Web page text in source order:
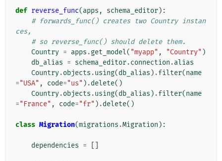
def reverse_func(apps , schema_editor):
# forwards_func() creates two Country instan
ces,
# so reverse_func() should delete them.
Country = apps .get_model( "myapp" , "Country" )
db_alias = schema_editor.connection .alias
Country.objects .using(db_alias ) .filter(name
="USA" , code="us" ) .delete()
Country.objects .using(db_alias ) .filter(name
="France" , code="fr" ) .delete()
class Migration(migrations .Migration ):
dependencies =